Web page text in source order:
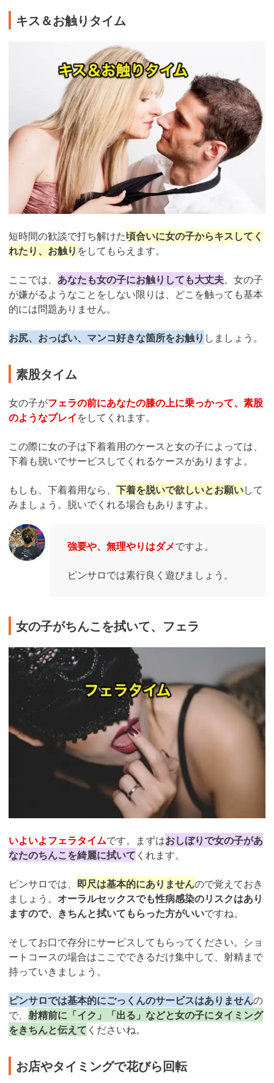
キス＆お触りタイム
短時間の歓談で打ち解けた頃合いに女の子からキスしてく
れたり、お触り をしてもらえます。
ここでは、 あなたも女の子にお触りしても大丈夫。女の子
が嫌がるようなことをしない限りは、どこを触っても基本
的には問題ありません。
お尻、おっぱい、マンコ好きな箇所をお触り しましょう。
素股タイム
女の子がフェラの前にあなたの膝の上に乗っかって、素股
のようなプレイをしてくれます。
この際に女の子は下着着用のケースと女の子によっては、
下着も脱いでサービスしてくれるケースがありますよ。
もしも、下着着用なら、 下着を脱いで欲しいとお願いして
みましょう。脱いでくれる場合もありますよ。
強要や、無理やりはダメですよ。
ピンサロでは素行良く遊びましょう。
女の子がちんこを拭いて、フェラ
いよいよフェラタイムです。まずはおしぼりで女の子があ
なたのちんこを綺麗に拭いて くれます。
ピンサロでは、 即尺は基本的にありませんので覚えておき
ましょう。 オーラルセックスでも性病感染のリスクはあり
ますので、きちんと拭いてもらった方がいいですね。
そしてお口で存分にサービスしてもらってください。ショ
ートコースの場合はここでできるだけ集中して、射精まで
持っていきましょう。
ピンサロでは基本的にごっくんのサービスはありませんの
で、 射精前に「イク」「出る」などと女の子にタイミング
をきちんと伝えて くださいね。
お店やタイミングで花びら回転